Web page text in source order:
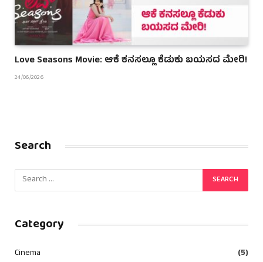
Love Seasons Movie: ಆಕೆ ಕನಸಲ್ಲೂ ಕೆಡುಕು ಬಯಸದ ಮೇರಿ!
24/06/2026
Search
Category
Cinema
(5)